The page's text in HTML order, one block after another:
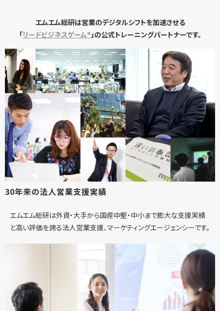
エムエム総研は営業のデジタルシフトを加速させる
「リードビジネスゲーム®」の公式トレーニングパートナーです。
30年来の法人営業支援実績
エムエム総研は外資・大手から国産中堅・中小まで膨大な支援実績
と高い評価を誇る法人営業支援、マーケティングエージェンシーです。